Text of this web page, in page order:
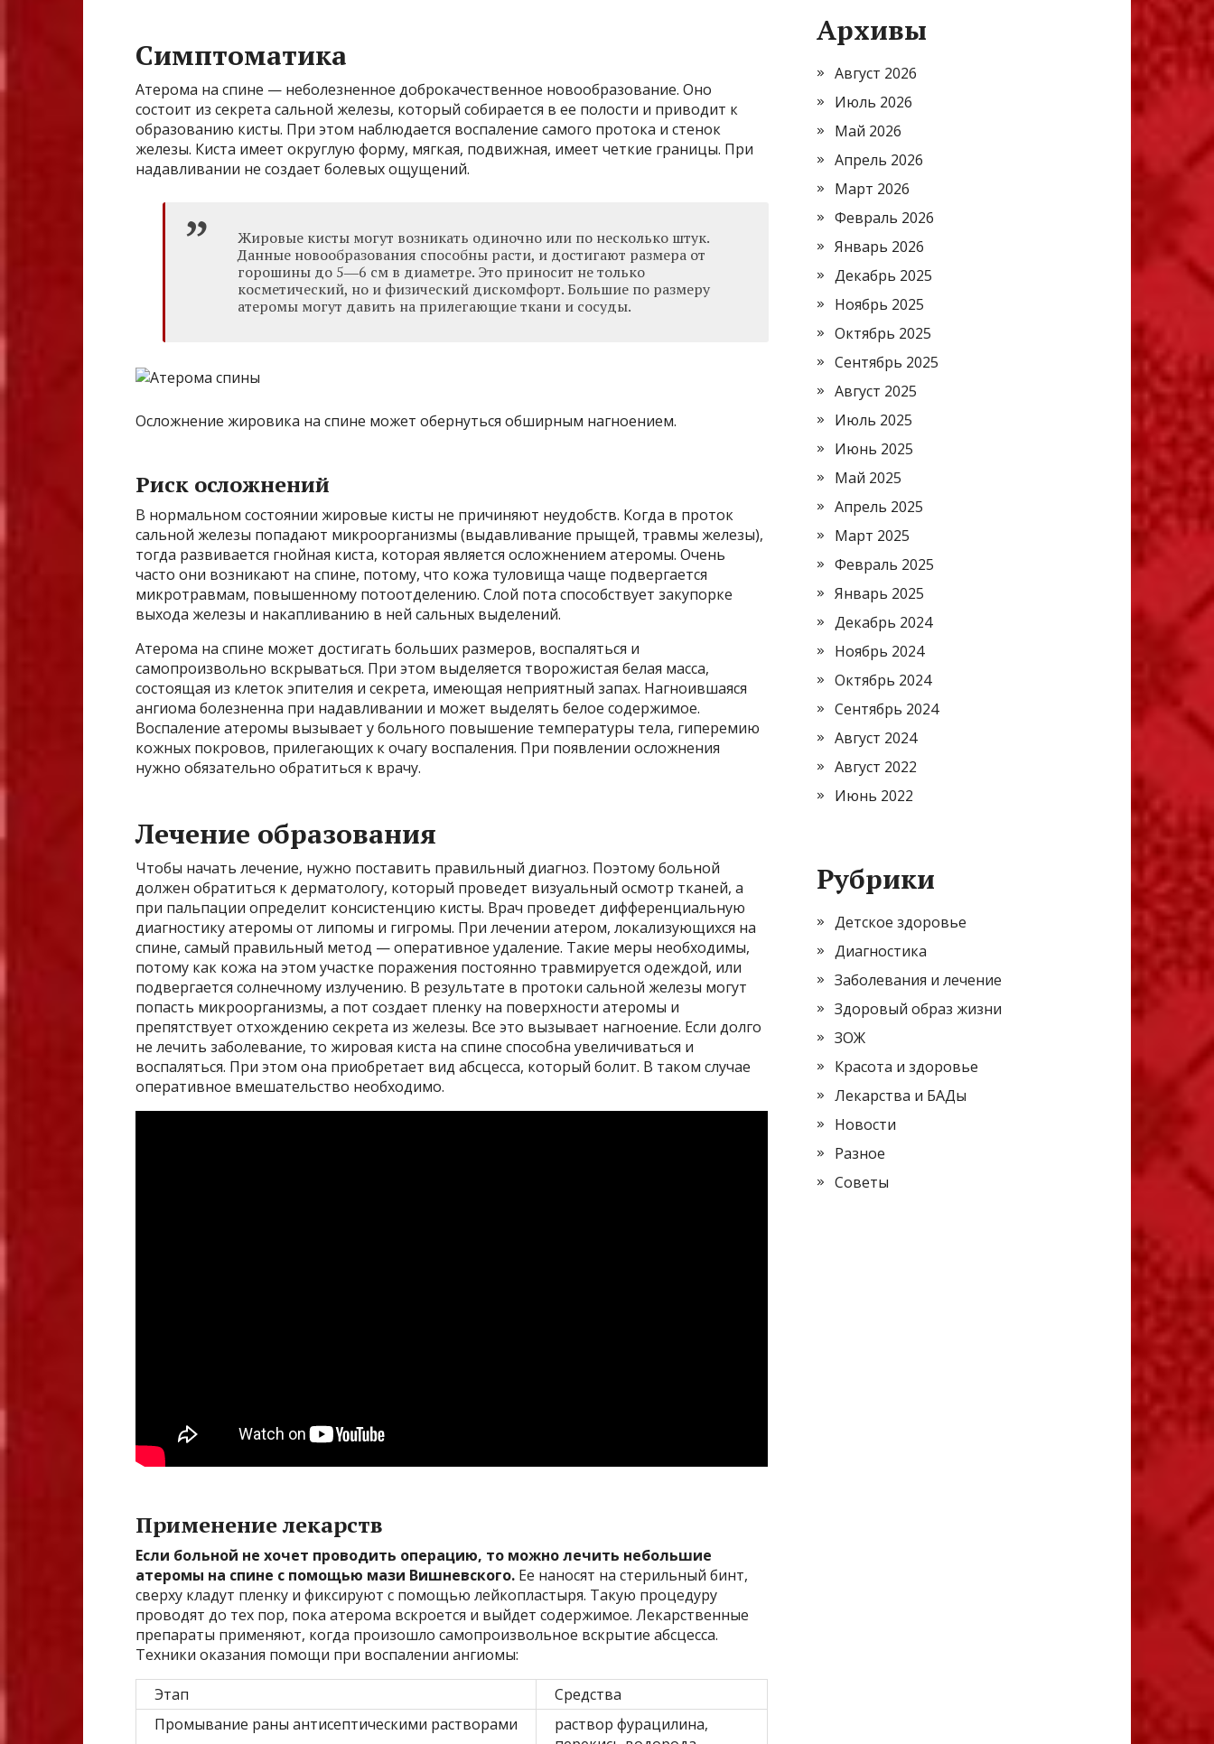
Симптоматика
Атерома на спине — неболезненное доброкачественное новообразование. Оно
состоит из секрета сальной железы, который собирается в ее полости и приводит к
образованию кисты. При этом наблюдается воспаление самого протока и стенок
железы. Киста имеет округлую форму, мягкая, подвижная, имеет четкие границы. При
надавливании не создает болевых ощущений.
Жировые кисты могут возникать одиночно или по несколько штук.
Данные новообразования способны расти, и достигают размера от
горошины до 5―6 см в диаметре. Это приносит не только
косметический, но и физический дискомфорт. Большие по размеру
атеромы могут давить на прилегающие ткани и сосуды.
Осложнение жировика на спине может обернуться обширным нагноением.
Риск осложнений
В нормальном состоянии жировые кисты не причиняют неудобств. Когда в проток
сальной железы попадают микроорганизмы (выдавливание прыщей, травмы железы),
тогда развивается гнойная киста, которая является осложнением атеромы. Очень
часто они возникают на спине, потому, что кожа туловища чаще подвергается
микротравмам, повышенному потоотделению. Слой пота способствует закупорке
выхода железы и накапливанию в ней сальных выделений.
Атерома на спине может достигать больших размеров, воспаляться и
самопроизвольно вскрываться. При этом выделяется творожистая белая масса,
состоящая из клеток эпителия и секрета, имеющая неприятный запах. Нагноившаяся
ангиома болезненна при надавливании и может выделять белое содержимое.
Воспаление атеромы вызывает у больного повышение температуры тела, гиперемию
кожных покровов, прилегающих к очагу воспаления. При появлении осложнения
нужно обязательно обратиться к врачу.
Лечение образования
Чтобы начать лечение, нужно поставить правильный диагноз. Поэтому больной
должен обратиться к дерматологу, который проведет визуальный осмотр тканей, а
при пальпации определит консистенцию кисты. Врач проведет дифференциальную
диагностику атеромы от липомы и гигромы. При лечении атером, локализующихся на
спине, самый правильный метод — оперативное удаление. Такие меры необходимы,
потому как кожа на этом участке поражения постоянно травмируется одеждой, или
подвергается солнечному излучению. В результате в протоки сальной железы могут
попасть микроорганизмы, а пот создает пленку на поверхности атеромы и
препятствует отхождению секрета из железы. Все это вызывает нагноение. Если долго
не лечить заболевание, то жировая киста на спине способна увеличиваться и
воспаляться. При этом она приобретает вид абсцесса, который болит. В таком случае
оперативное вмешательство необходимо.
Применение лекарств
Если больной не хочет проводить операцию, то можно лечить небольшие
атеромы на спине с помощью мази Вишневского. Ее наносят на стерильный бинт,
сверху кладут пленку и фиксируют с помощью лейкопластыря. Такую процедуру
проводят до тех пор, пока атерома вскроется и выйдет содержимое. Лекарственные
препараты применяют, когда произошло самопроизвольное вскрытие абсцесса.
Техники оказания помощи при воспалении ангиомы:
Этап
Средства
Промывание раны антисептическими растворами
раствор фурацилина,
Архивы
Август 2026
Июль 2026
Май 2026
Апрель 2026
Март 2026
Февраль 2026
Январь 2026
Декабрь 2025
Ноябрь 2025
Октябрь 2025
Сентябрь 2025
Август 2025
Июль 2025
Июнь 2025
Май 2025
Апрель 2025
Март 2025
Февраль 2025
Январь 2025
Декабрь 2024
Ноябрь 2024
Октябрь 2024
Сентябрь 2024
Август 2024
Август 2022
Июнь 2022
Рубрики
Детское здоровье
Диагностика
Заболевания и лечение
Здоровый образ жизни
ЗОЖ
Красота и здоровье
Лекарства и БАДы
Новости
Разное
Советы